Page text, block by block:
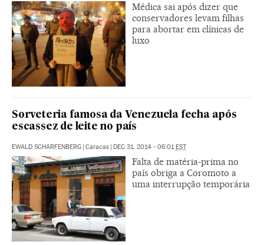
Médica sai após dizer que
conservadores levam filhas
para abortar em clínicas de
luxo
Sorveteria famosa da Venezuela fecha após
escassez de leite no país
EWALD SCHARFENBERG | Caracas | DEC 31, 2014 - 06:01EST
Falta de matéria-prima no
país obriga a Coromoto a
uma interrupção temporária